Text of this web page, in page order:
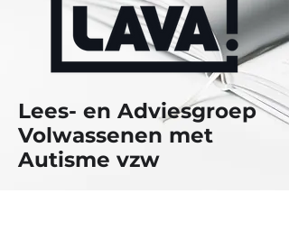
Lees- en Adviesgroep
Volwassenen met
Autisme vzw